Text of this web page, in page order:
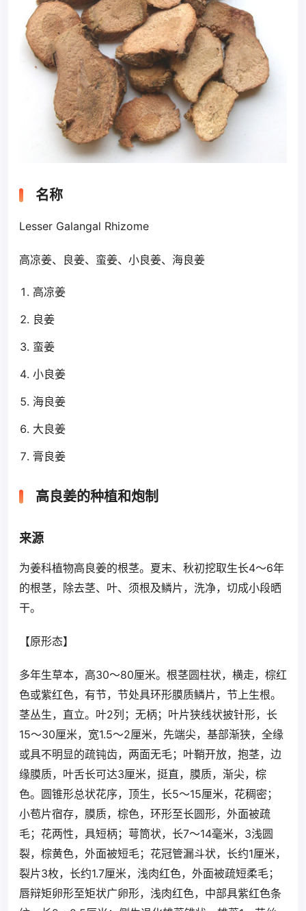
名称
Lesser Galangal Rhizome
高凉姜、良姜、蛮姜、小良姜、海良姜
高凉姜
良姜
蛮姜
小良姜
海良姜
大良姜
膏良姜
高良姜的种植和炮制
来源
为姜科植物高良姜的根茎。夏末、秋初挖取生长4～6年
的根茎，除去茎、叶、须根及鳞片，洗净，切成小段晒
干。
【原形态】
多年生草本，高30～80厘米。根茎圆柱状，横走，棕红
色或紫红色，有节，节处具环形膜质鳞片，节上生根。
茎丛生，直立。叶2列；无柄；叶片狭线状披针形，长
15～30厘米，宽1.5～2厘米，先端尖，基部渐狭，全缘
或具不明显的疏钝齿，两面无毛；叶鞘开放，抱茎，边
缘膜质，叶舌长可达3厘米，挺直，膜质，渐尖，棕
色。圆锥形总状花序，顶生，长5～15厘米，花稠密；
小苞片宿存，膜质，棕色，环形至长圆形，外面被疏
毛；花两性，具短柄；萼筒状，长7～14毫米，3浅圆
裂，棕黄色，外面被短毛；花冠管漏斗状，长约1厘米，
裂片3枚，长约1.7厘米，浅肉红色，外面被疏短柔毛；
唇辩矩卵形至矩状广卵形，浅肉红色，中部具紫红色条